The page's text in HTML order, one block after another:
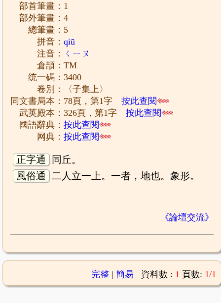
部首筆畫：1
部外筆畫：4
總筆畫：5
拼音：qiū
注音：
ㄑㄧㄡ
倉頡：TM
统一碼：3400
卷別：〈子集上〉
同文書局本：78頁，第1字按此查閱
武英殿本：326頁，第1字按此查閱
國語辭典：按此查閱
网典：按此查閱
正字通
同丘。
風俗通
二人立一上。一者，地也。象形。
《論壇交流》
完整| 簡易 資料數 : 1 頁數: 1/1